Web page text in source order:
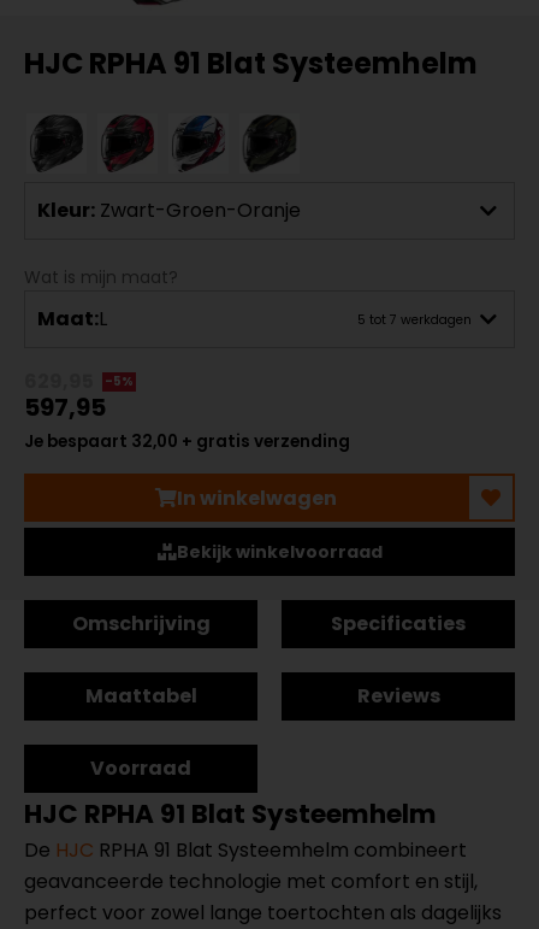
HJC RPHA 91 Blat Systeemhelm
Kleur: Zwart-Groen-Oranje
Wat is mijn maat?
Maat:L 5 tot 7 werkdagen
-5%
597,95
Je bespaart 32,00 + gratis verzending
In winkelwagen
Bekijk winkelvoorraad
Omschrijving Specificaties
Maattabel Reviews
Voorraad
HJC RPHA 91 Blat Systeemhelm
De HJC RPHA 91 Blat Systeemhelm combineert
geavanceerde technologie met comfort en stijl,
perfect voor zowel lange toertochten als dagelijks